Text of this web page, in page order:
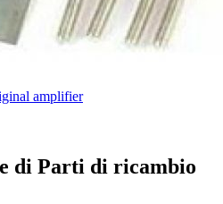
amplifier
di Parti di ricambio